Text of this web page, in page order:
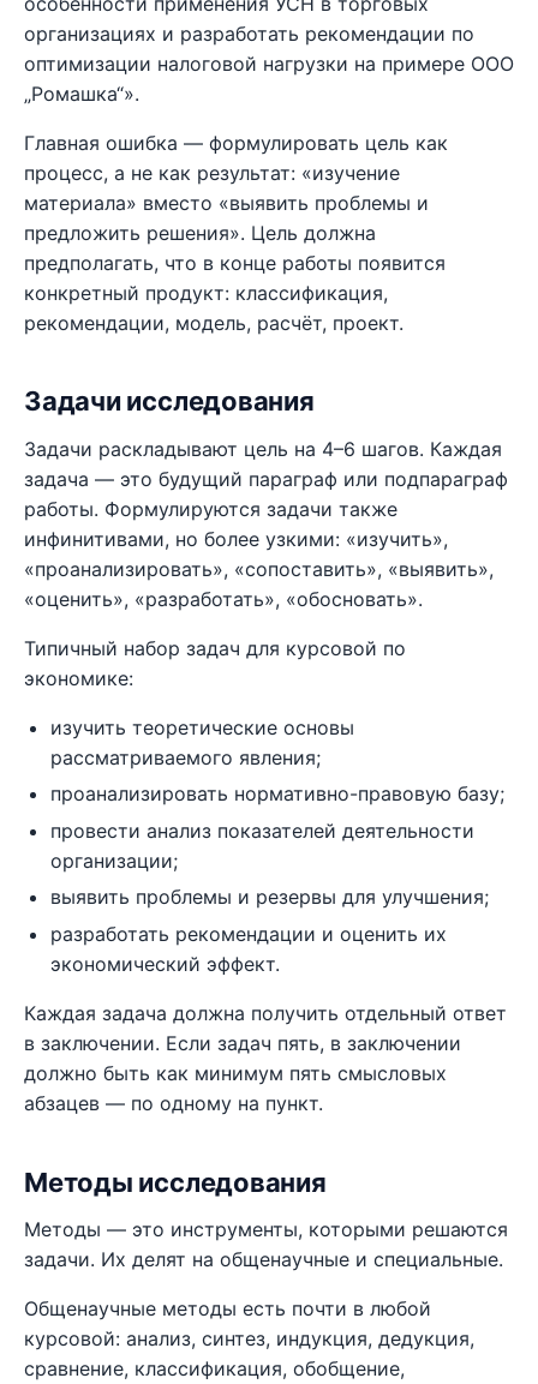
организациях и разработать рекомендации по
оптимизации налоговой нагрузки на примере ООО
„Ромашка“».
Главная ошибка — формулировать цель как
процесс, а не как результат: «изучение
материала» вместо «выявить проблемы и
предложить решения». Цель должна
предполагать, что в конце работы появится
конкретный продукт: классификация,
рекомендации, модель, расчёт, проект.
Задачи исследования
Задачи раскладывают цель на 4–6 шагов. Каждая
задача — это будущий параграф или подпараграф
работы. Формулируются задачи также
инфинитивами, но более узкими: «изучить»,
«проанализировать», «сопоставить», «выявить»,
«оценить», «разработать», «обосновать».
Типичный набор задач для курсовой по
экономике:
изучить теоретические основы
рассматриваемого явления;
проанализировать нормативно-правовую базу;
провести анализ показателей деятельности
организации;
выявить проблемы и резервы для улучшения;
разработать рекомендации и оценить их
экономический эффект.
Каждая задача должна получить отдельный ответ
в заключении. Если задач пять, в заключении
должно быть как минимум пять смысловых
абзацев — по одному на пункт.
Методы исследования
Методы — это инструменты, которыми решаются
задачи. Их делят на общенаучные и специальные.
Общенаучные методы есть почти в любой
курсовой: анализ, синтез, индукция, дедукция,
сравнение, классификация, обобщение,